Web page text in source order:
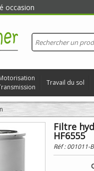
occasion
Travail du sol
Filtre
HF6555
Réf :001011-